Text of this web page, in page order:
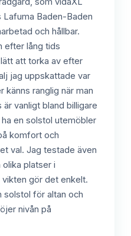
Lafuma Baden-Baden
och hållbar.
efter lång tids
att torka av efter
jag uppskattade var
känns ranglig när man
vanligt bland billigare
en solstol utemöbler
komfort och
val. Jag testade även
platser i
gör det enkelt.
solstol för altan och
nivån på